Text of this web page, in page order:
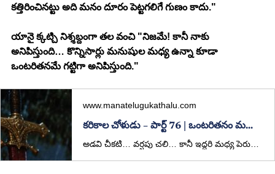
కత్తిరించినట్టు అది మనం దూరం పెట్టగలిగే గుణం కాదు."
యానై క్కట్చి నిశ్శబ్దంగా తల వంచి "నిజమే! కానీ నాకు
అనిపిస్తుంది… కొన్నిసార్లు మనుషుల మధ్య ఉన్నా కూడా
ఒంటరితనమే గట్టిగా అనిపిస్తుంది."
www.manatelugukathalu.com
కరికాల చోళుడు – పార్ట్ 76 | ఒంటరితనం మధ్య ఆత్మీయత